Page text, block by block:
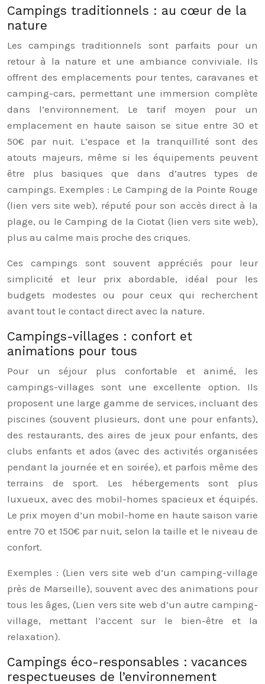
Campings traditionnels : au cœur de la
nature
Les campings traditionnels sont parfaits pour un
retour à la nature et une ambiance conviviale. Ils
offrent des emplacements pour tentes, caravanes et
camping-cars, permettant une immersion complète
dans l’environnement. Le tarif moyen pour un
emplacement en haute saison se situe entre 30 et
50€ par nuit. L’espace et la tranquillité sont des
atouts majeurs, même si les équipements peuvent
être plus basiques que dans d’autres types de
campings. Exemples : Le Camping de la Pointe Rouge
(lien vers site web), réputé pour son accès direct à la
plage, ou le Camping de la Ciotat (lien vers site web),
plus au calme mais proche des criques.
Ces campings sont souvent appréciés pour leur
simplicité et leur prix abordable, idéal pour les
budgets modestes ou pour ceux qui recherchent
avant tout le contact direct avec la nature.
Campings-villages : confort et
animations pour tous
Pour un séjour plus confortable et animé, les
campings-villages sont une excellente option. Ils
proposent une large gamme de services, incluant des
piscines (souvent plusieurs, dont une pour enfants),
des restaurants, des aires de jeux pour enfants, des
clubs enfants et ados (avec des activités organisées
pendant la journée et en soirée), et parfois même des
terrains de sport. Les hébergements sont plus
luxueux, avec des mobil-homes spacieux et équipés.
Le prix moyen d’un mobil-home en haute saison varie
entre 70 et 150€ par nuit, selon la taille et le niveau de
confort.
Exemples : (Lien vers site web d’un camping-village
près de Marseille), souvent avec des animations pour
tous les âges, (Lien vers site web d’un autre camping-
village, mettant l’accent sur le bien-être et la
relaxation).
Campings éco-responsables : vacances
respectueuses de l’environnement